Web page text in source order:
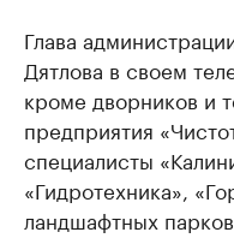
Глава
Дятлова в своем
кроме дворников и
предприятия
специалисты
«Гидротехника»,
ландшафтных